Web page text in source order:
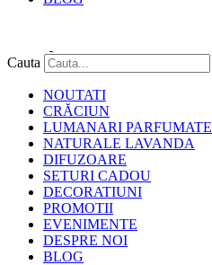
Cauta
NOUTATI
CRĂCIUN
LUMANARI PARFUMATE
NATURALE LAVANDA
DIFUZOARE
SETURI CADOU
DECORATIUNI
PROMOTII
EVENIMENTE
DESPRE NOI
BLOG